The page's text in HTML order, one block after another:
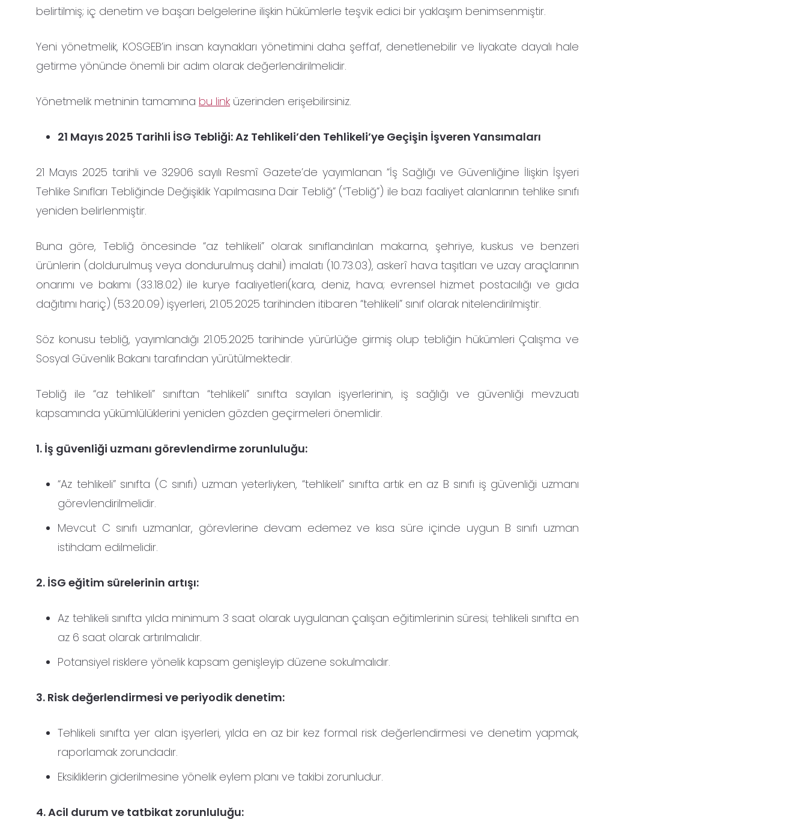
belirtilmiş; iç denetim ve başarı belgelerine ilişkin hükümlerle teşvik edici bir yaklaşım benimsenmiştir.
Yeni yönetmelik, KOSGEB’in insan kaynakları yönetimini daha şeffaf, denetlenebilir ve liyakate dayalı hale
getirme yönünde önemli bir adım olarak değerlendirilmelidir.
Yönetmelik metninin tamamına bu link üzerinden erişebilirsiniz.
21 Mayıs 2025 Tarihli İSG Tebliği: Az Tehlikeli’den Tehlikeli’ye Geçişin İşveren Yansımaları
21 Mayıs 2025 tarihli ve 32906 sayılı Resmî Gazete’de yayımlanan “İş Sağlığı ve Güvenliğine İlişkin İşyeri
Tehlike Sınıfları Tebliğinde Değişiklik Yapılmasına Dair Tebliğ” (“Tebliğ”) ile bazı faaliyet alanlarının tehlike sınıfı
yeniden belirlenmiştir.
Buna göre, Tebliğ öncesinde “az tehlikeli” olarak sınıflandırılan makarna, şehriye, kuskus ve benzeri
ürünlerin (doldurulmuş veya dondurulmuş dahil) imalatı (10.73.03), askerî hava taşıtları ve uzay araçlarının
onarımı ve bakımı (33.18.02) ile kurye faaliyetleri(kara, deniz, hava; evrensel hizmet postacılığı ve gıda
dağıtımı hariç) (53.20.09) işyerleri, 21.05.2025 tarihinden itibaren “tehlikeli” sınıf olarak nitelendirilmiştir.
Söz konusu tebliğ, yayımlandığı 21.05.2025 tarihinde yürürlüğe girmiş olup tebliğin hükümleri Çalışma ve
Sosyal Güvenlik Bakanı tarafından yürütülmektedir.
Tebliğ ile “az tehlikeli” sınıftan “tehlikeli” sınıfta sayılan işyerlerinin, iş sağlığı ve güvenliği mevzuatı
kapsamında yükümlülüklerini yeniden gözden geçirmeleri önemlidir.
1. İş güvenliği uzmanı görevlendirme zorunluluğu:
“Az tehlikeli” sınıfta (C sınıfı) uzman yeterliyken, “tehlikeli” sınıfta artık en az B sınıfı iş güvenliği uzmanı
görevlendirilmelidir.
Mevcut C sınıfı uzmanlar, görevlerine devam edemez ve kısa süre içinde uygun B sınıfı uzman
istihdam edilmelidir.
2. İSG eğitim sürelerinin artışı:
Az tehlikeli sınıfta yılda minimum 3 saat olarak uygulanan çalışan eğitimlerinin süresi; tehlikeli sınıfta en
az 6 saat olarak artırılmalıdır.
Potansiyel risklere yönelik kapsam genişleyip düzene sokulmalıdır.
3. Risk değerlendirmesi ve periyodik denetim:
Tehlikeli sınıfta yer alan işyerleri, yılda en az bir kez formal risk değerlendirmesi ve denetim yapmak,
raporlamak zorundadır.
Eksikliklerin giderilmesine yönelik eylem planı ve takibi zorunludur.
4. Acil durum ve tatbikat zorunluluğu: